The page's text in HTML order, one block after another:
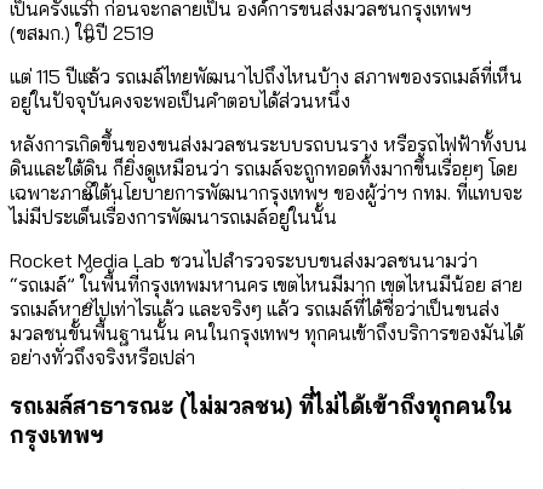
ที่อาศัยอยู่ในกรุงเทพฯ
2569) ของ กทม. ในยุคชัชชาติ ลงเขตไหน
ทำอะไรบ้าง
กรุงเทพฯ เมืองคอนเสิร์ต : สำรวจ
คอนเสิร์ตและแฟนมีตติ้งในไทยจำนวน 526
งาน ตั้งแต่ปี 2023-2024
ปีนกำแพงส่องซีรีส์จีน: จีนส่งออกภาพ
ลักษณ์แบบไหนสู่สายตาโลก
สำรวจงบประมาณรายเขตในกรุงเทพฯ
ผ่าน Bangkok Index 2025
สำรวจรายได้จากการจัดเก็บภาษีใน
กรุงเทพฯ ผ่าน Bangkok Index 2025
กรุงเทพฯ เมืองสังคมผู้สูงอายุ [ข้อมูลดิบ]
กรุงเทพฯ เมืองสังคมผู้สูงอายุ : 36 เขตมี
คนตายมากกว่าคนเกิด 18 เขตเป็นสังคมผู้
สูงอายุระดับสุดยอด
Bangkok Index 2025 : อันดับความน่าอยู่
ของ 50 เขตในกรุงเทพฯ
คำนำหน้านามและกฎหมายสมรสเท่าเทียม
[ข้อมูลดิบ]
กรุงเทพฯ เมืองสังคมผู้สูงอายุ [ข้อมูลดิบ]
สวนสาธารณะและพื้นที่สีเขียวใน กทม.
[ข้อมูลดิบ]
เป็นครั้งแรก ก่อนจะกลายเป็น องค์การขนส่งมวลชนกรุงเทพฯ
(ขสมก.) ในปี 2519
แต่ 115 ปีแล้ว รถเมล์ไทยพัฒนาไปถึงไหนบ้าง สภาพของรถเมล์ที่เห็น
อยู่ในปัจจุบันคงจะพอเป็นคำตอบได้ส่วนหนึ่ง
หลังการเกิดขึ้นของขนส่งมวลชนระบบรถบนราง หรือรถไฟฟ้าทั้งบน
ดินและใต้ดิน ก็ยิ่งดูเหมือนว่า รถเมล์จะถูกทอดทิ้งมากขึ้นเรื่อยๆ โดย
เฉพาะภายใต้นโยบายการพัฒนากรุงเทพฯ ของผู้ว่าฯ กทม. ที่แทบจะ
ไม่มีประเด็นเรื่องการพัฒนารถเมล์อยู่ในนั้น
Rocket Media Lab ชวนไปสำรวจระบบขนส่งมวลชนนามว่า
“รถเมล์” ในพื้นที่กรุงเทพมหานคร เขตไหนมีมาก เขตไหนมีน้อย สาย
รถเมล์หายไปเท่าไรแล้ว และจริงๆ แล้ว รถเมล์ที่ได้ชื่อว่าเป็นขนส่ง
มวลชนขั้นพื้นฐานนั้น คนในกรุงเทพฯ ทุกคนเข้าถึงบริการของมันได้
อย่างทั่วถึงจริงหรือเปล่า
รถเมล์สาธารณะ (ไม่มวลชน) ที่ไม่ได้เข้าถึงทุกคนใน
กรุงเทพฯ